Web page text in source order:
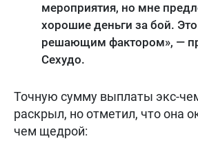
мероприятия, но мне
хорошие деньги за бой.
решающим фактором», —
Сехудо.
Точную сумму выплаты экс-
раскрыл, но отметил, что она
чем щедрой: